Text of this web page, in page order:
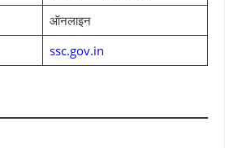
ऑनलाइन
ssc.gov.in